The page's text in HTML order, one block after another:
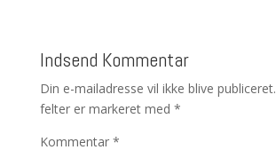
Indsend Kommentar
Din e-mailadresse vil ikke blive publiceret.
felter er markeret med *
Kommentar *